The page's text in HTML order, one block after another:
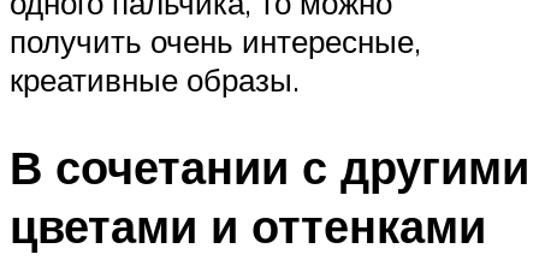
получить очень интересные,
креативные образы.
В сочетании с другими
цветами и оттенками